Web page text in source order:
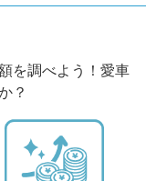
を調べよう！愛車
？